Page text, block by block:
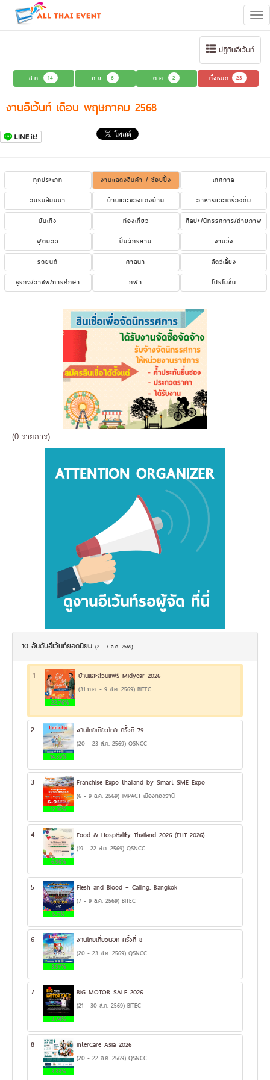
ปฏิทินอีเว้นท์
ส.ค. 14 ก.ย. 6 ต.ค. 2 ทั้งหมด 23
งานอีเว้นท์ เดือน พฤษภาคม 2568
ทุกประเภท งานแสดงสินค้า / ช้อปปิ้ง
เทศกาล
อบรมสัมมนา
บ้านและของแต่งบ้าน
อาหารและเครื่องดื่ม
บันเทิง
ท่องเที่ยว
ศิลปะ/นิทรรศการ/ถ่ายภาพ
ฟุตบอล
ปั่นจักรยาน
งานวิ่ง
รถยนต์
ศาสนา
สัตว์เลี้ยง
ธุรกิจ/อาชีพ/การศึกษา
กีฬา โปรโมชั่น
(0 รายการ)
10 อันดับอีเว้นท์ยอดนิยม (2 - 7 ส.ค. 2569)
1
22.76%
บ้านและสวนแฟร์ Midyear 2026
(31 ก.ค. - 9 ส.ค. 2569) BITEC
2
14.39%
งานไทยเที่ยวไทย ครั้งที่ 79
(20 - 23 ส.ค. 2569) QSNCC
3
12.16%
Franchise Expo thailand by Smart SME Expo
(6 - 9 ส.ค. 2569) IMPACT เมืองทองธานี
4
6.96%
Food & Hospitality Thailand 2026 (FHT 2026)
(19 - 22 ส.ค. 2569) QSNCC
5
5.11%
Flesh and Blood – Calling: Bangkok
(7 - 9 ส.ค. 2569) BITEC
6
3.97%
งานไทยเที่ยวนอก ครั้งที่ 8
(20 - 23 ส.ค. 2569) QSNCC
7
3.74%
BIG MOTOR SALE 2026
(21 - 30 ส.ค. 2569) BITEC
8
3.33%
InterCare Asia 2026
(20 - 22 ส.ค. 2569) QSNCC